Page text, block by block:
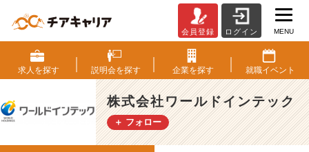
式
会
社
ワ
ー
ル
会員登録 ログイン MENU
求人を探す 説明会を探す 企業を探す 就職イベント
株式会社ワールドインテック
＋ フォロー